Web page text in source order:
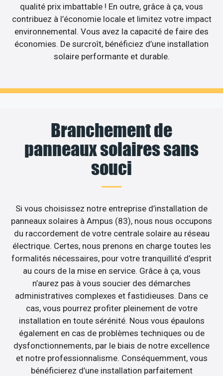
qualité prix imbattable ! En outre, grâce à ça, vous
contribuez à l’économie locale et limitez votre impact
environnemental. Vous avez la capacité de faire des
économies. De surcroît, bénéficiez d’une installation
solaire performante et durable.
Branchement de
panneaux solaires sans
souci
Si vous choisissez notre entreprise d’installation de
panneaux solaires à Ampus (83), nous nous occupons
du raccordement de votre centrale solaire au réseau
électrique. Certes, nous prenons en charge toutes les
formalités nécessaires, pour votre tranquillité d’esprit
au cours de la mise en service. Grâce à ça, vous
n’aurez pas à vous soucier des démarches
administratives complexes et fastidieuses. Dans ce
cas, vous pourrez profiter pleinement de votre
installation en toute sérénité. Nous vous épaulons
également en cas de problèmes techniques ou de
dysfonctionnements, par le biais de notre excellence
et notre professionnalisme. Conséquemment, vous
bénéficierez d’une installation parfaitement